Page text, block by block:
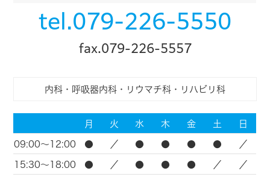
tel.079-226-5550
fax.079-226-5557
内科・呼吸器内科・リウマチ科・リハビリ科
月 火 水 木 金 土 日
09:00～12:00 ● ／ ● ● ● ● ／
15:30～18:00 ● ／ ● ● ● ／ ／